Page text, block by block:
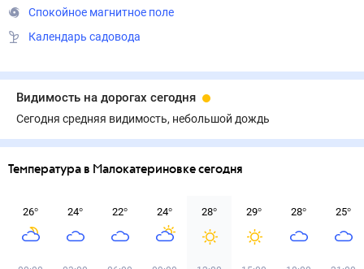
Спокойное магнитное поле
Календарь садовода
Видимость на дорогах сегодня
Сегодня средняя видимость, небольшой дождь
Температура в Малокатериновке сегодня
26° 24° 22° 24° 28° 29° 28° 25°